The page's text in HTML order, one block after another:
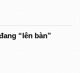
“lên bàn”